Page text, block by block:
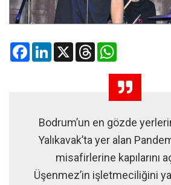
FacebookLinkedIn
X Threads
Bodrum’un en gözde
Yalıkavak’ta yer alan
misafirlerine kapılarını
Üşenmez’in işletmeciliğini